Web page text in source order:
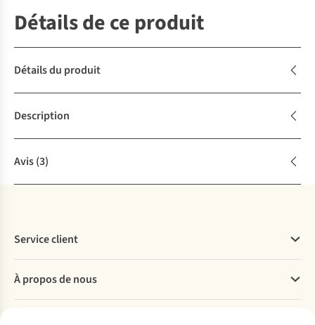
Détails de ce produit
Détails du produit
Description
Avis(3)
Service client
Commander
Payer
À propos de nous